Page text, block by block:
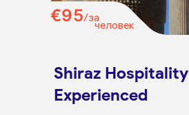
€95/за
человек
Shiraz Hospitality
Experienced